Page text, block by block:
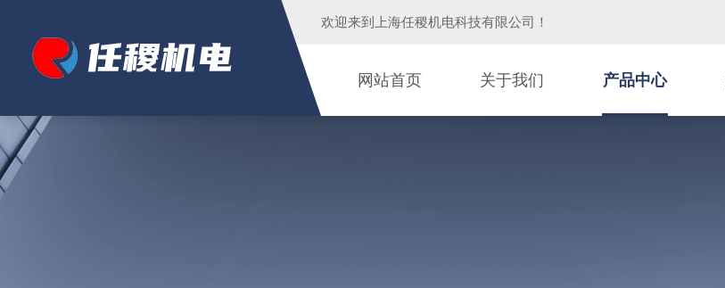
欢迎来到 上海任稷机电科技有限公司 ！
网站首页 关于我们 产品中心